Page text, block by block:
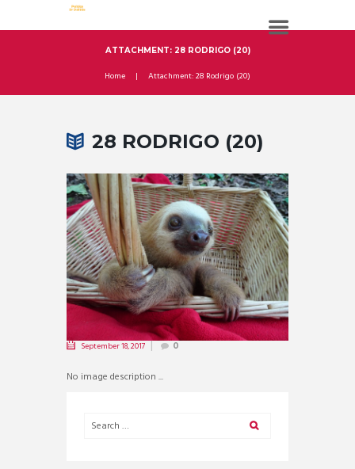
ATTACHMENT: 28 RODRIGO (20)
Home Attachment: 28 Rodrigo (20)
28 RODRIGO (20)
September 18, 2017 0
No image description ...